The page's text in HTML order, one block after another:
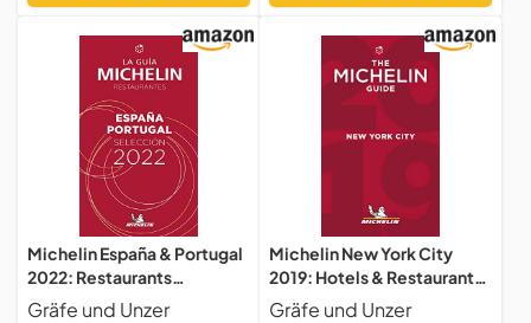
Michelin España & Portugal
2022: Restaurants
(MICHELIN Hotelführer)
Gräfe und Unzer
Michelin New York City
2019: Hotels & Restaurants
(MICHELIN Hotelführer)
Gräfe und Unzer